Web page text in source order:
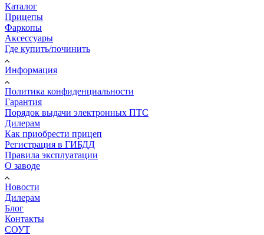
Каталог
Прицепы
Фаркопы
Аксессуары
Где купить/починить
Информация
Политика конфиденциальности
Гарантия
Порядок выдачи электронных ПТС
Дилерам
Как приобрести прицеп
Регистрация в ГИБДД
Правила эксплуатации
О заводе
Новости
Дилерам
Блог
Контакты
СОУТ